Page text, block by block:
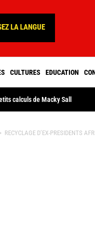
LA LANGUE
CULTURES EDUCATION
calculs de Macky Sall
RECYCLAGE D’EX-PRESIDENTS